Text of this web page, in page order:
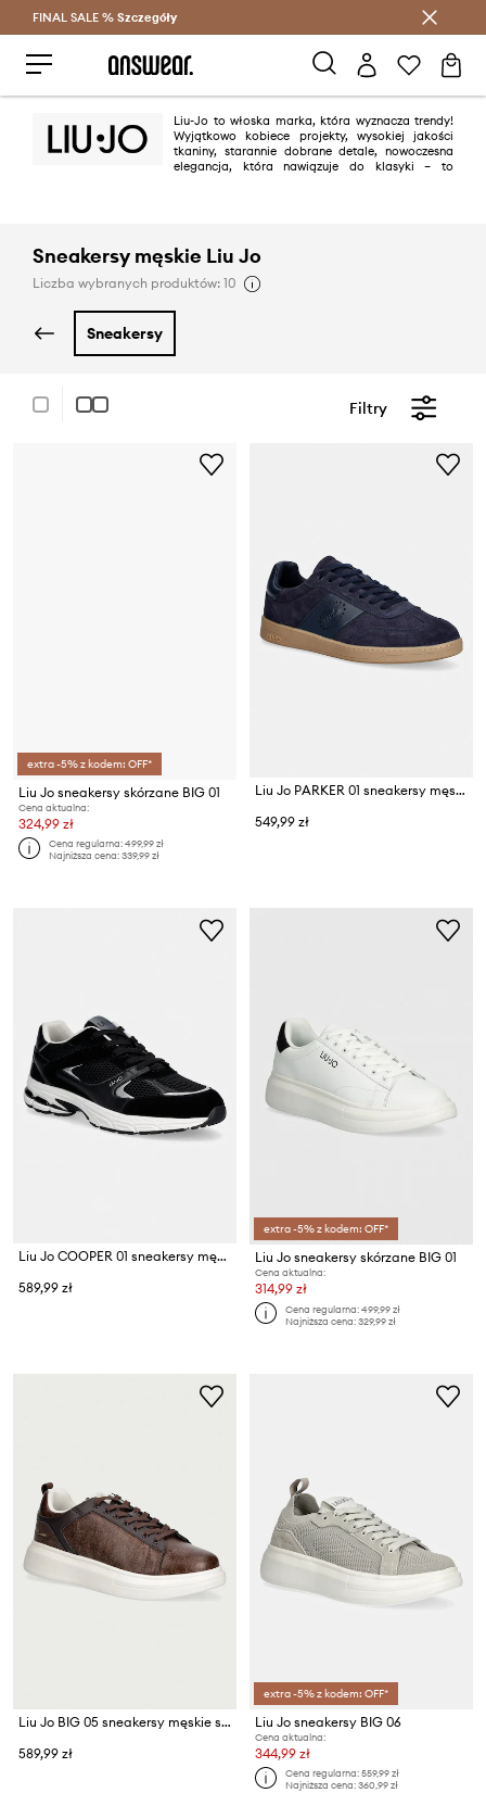
Oszczędzaj z Answear Club >
FINAL SALE % Szczegóły
Liu-Jo to włoska marka, która wyznacza trendy!
Wyjątkowo kobiece projekty, wysokiej jakości
tkaniny, starannie dobrane detale, nowoczesna
elegancja, która nawiązuje do klasyki – to
Sneakersy męskie Liu Jo
Liczba wybranych produktów: 10
sneakersy
Filtry
extra -5% z kodem: OFF*
Liu Jo sneakersy skórzane BIG 01
Cena aktualna:
324,99 zł
Cena regularna:499,99 zł
Najniższa cena:339,99 zł
Liu Jo PARKER 01 sneakersy męskie zamszowe
549,99 zł
Liu Jo COOPER 01 sneakersy męskie
589,99 zł
extra -5% z kodem: OFF*
Liu Jo sneakersy skórzane BIG 01
Cena aktualna:
314,99 zł
Cena regularna:499,99 zł
Najniższa cena:329,99 zł
Liu Jo BIG 05 sneakersy męskie skórzane
589,99 zł
extra -5% z kodem: OFF*
Liu Jo sneakersy BIG 06
Cena aktualna:
344,99 zł
Cena regularna:559,99 zł
Najniższa cena:360,99 zł